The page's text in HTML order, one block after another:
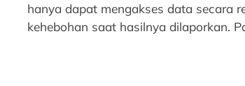
hanya dapat mengakses data secara
kehebohan saat hasilnya dilaporkan.